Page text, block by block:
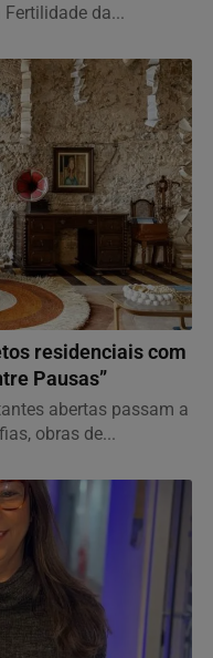
da...
residenciais com
Pausas”
abertas passam a
obras de...